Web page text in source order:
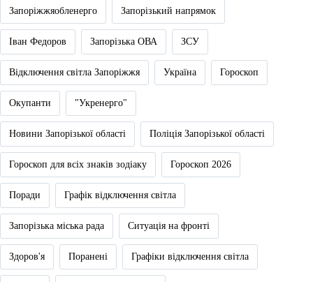
Запоріжжяобленерго Запорізький напрямок
Іван Федоров Запорізька ОВА ЗСУ
Відключення світла Запоріжжя Україна Гороскоп
Окупанти "Укренерго"
Новини Запорізької області Поліція Запорізької області
Гороскоп для всіх знаків зодіаку Гороскоп 2026
Поради Графік відключення світла
Запорізька міська рада Ситуація на фронті
Здоров'я Поранені Графіки відключення світла